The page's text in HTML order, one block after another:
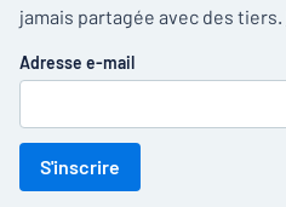
jamais partagée avec des tiers.
Adresse e-mail
S'inscrire